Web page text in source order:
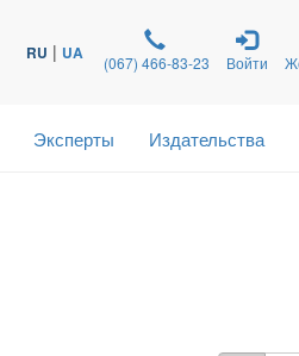
RU | UA (067) 466-83-23 Войти
Эксперты Издательства